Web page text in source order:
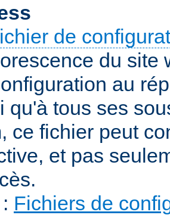
de
du
au
qu'à tous ses
ce fichier peut
et pas
Fichiers de